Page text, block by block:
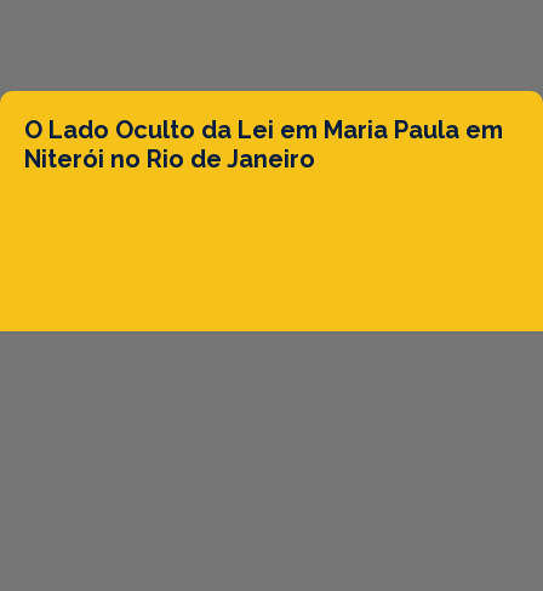
O Lado Oculto da Lei em Maria Paula em
Niterói no Rio de Janeiro